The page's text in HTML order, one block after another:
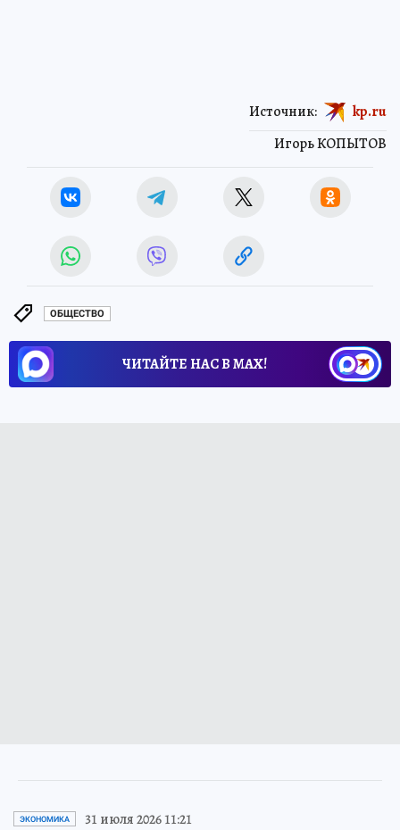
Игорь КОПЫТОВ
Источник: kp.ru
ОБЩЕСТВО
ЧИТАЙТЕ НАС В МАХ!
ЭКОНОМИКА 31 июля 2026 11:21